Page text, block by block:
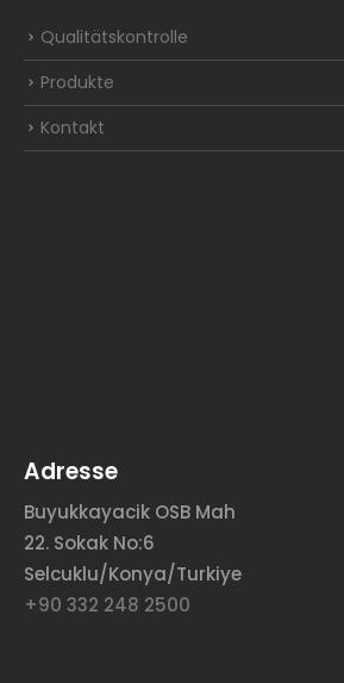
Qualitätskontrolle
Produkte
Kontakt
Adresse
Buyukkayacik OSB Mah
22. Sokak No:6
Selcuklu/Konya/Turkiye
+90 332 248 2500